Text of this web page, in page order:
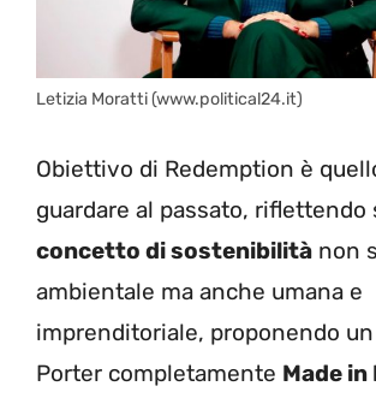
Letizia Moratti (www.political24.it)
Obiettivo di Redemption è
guardare al passato, riflettendo
concetto di sostenibilità non
ambientale ma anche umana e
imprenditoriale, proponendo
Porter completamente Made